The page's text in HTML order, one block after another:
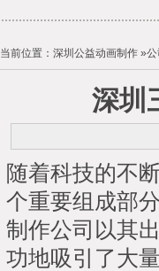
当前位置： 深圳公益动画制作 »
深圳
随着科技的不
个重要组成部
制作公司以其
功地吸引了大